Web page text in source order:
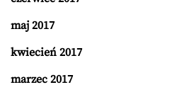
maj 2017
kwiecień 2017
marzec 2017